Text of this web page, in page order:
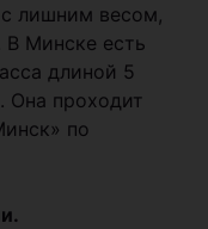
лишним весом,
В Минске есть
длиной 5
Она проходит
по